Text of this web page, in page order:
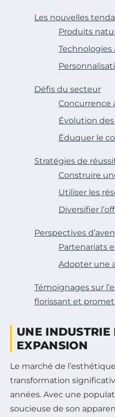
Les nouvelles
Produits
Technologies
Défis du secteur
Concurrence
Évolution
Éduquer le
Stratégies de
Construire
Utiliser les
Diversifier
Perspectives
Partenariats
Adopter une
Témoignages sur
florissant et
UNE INDUSTRIE
EXPANSION
Le marché de
transformation
années. Avec une
soucieuse de son